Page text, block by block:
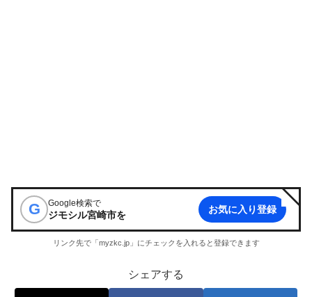
G Google検索で
ジモシル宮崎市を お気に入り登録
リンク先で「myzkc.jp」にチェックを入れると登録できます
シェアする